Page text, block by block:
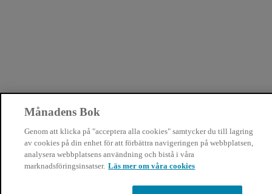
Månadens Bok
Genom att klicka på "acceptera alla cookies" samtycker du till lagring
av cookies på din enhet för att förbättra navigeringen på webbplatsen,
analysera webbplatsens användning och bistå i våra
marknadsföringsinsatser. Läs mer om våra cookies